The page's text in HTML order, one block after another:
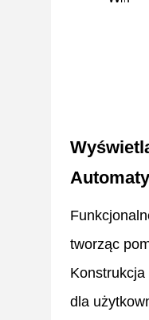
tworząc
Konstrukcja
dla